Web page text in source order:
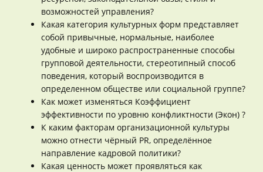
возможностей управления?
Какая категория культурных форм представляет
собой привычные, нормальные, наиболее
удобные и широко распространенные способы
групповой деятельности, стереотипный способ
поведения, который воспроизводится в
определенном обществе или социальной группе?
Как может изменяться Коэффициент
эффективности по уровню конфликтности (Экон) ?
К каким факторам организационной культуры
можно отнести чёрный PR, определённое
направление кадровой политики?
Какая ценность может проявляться как